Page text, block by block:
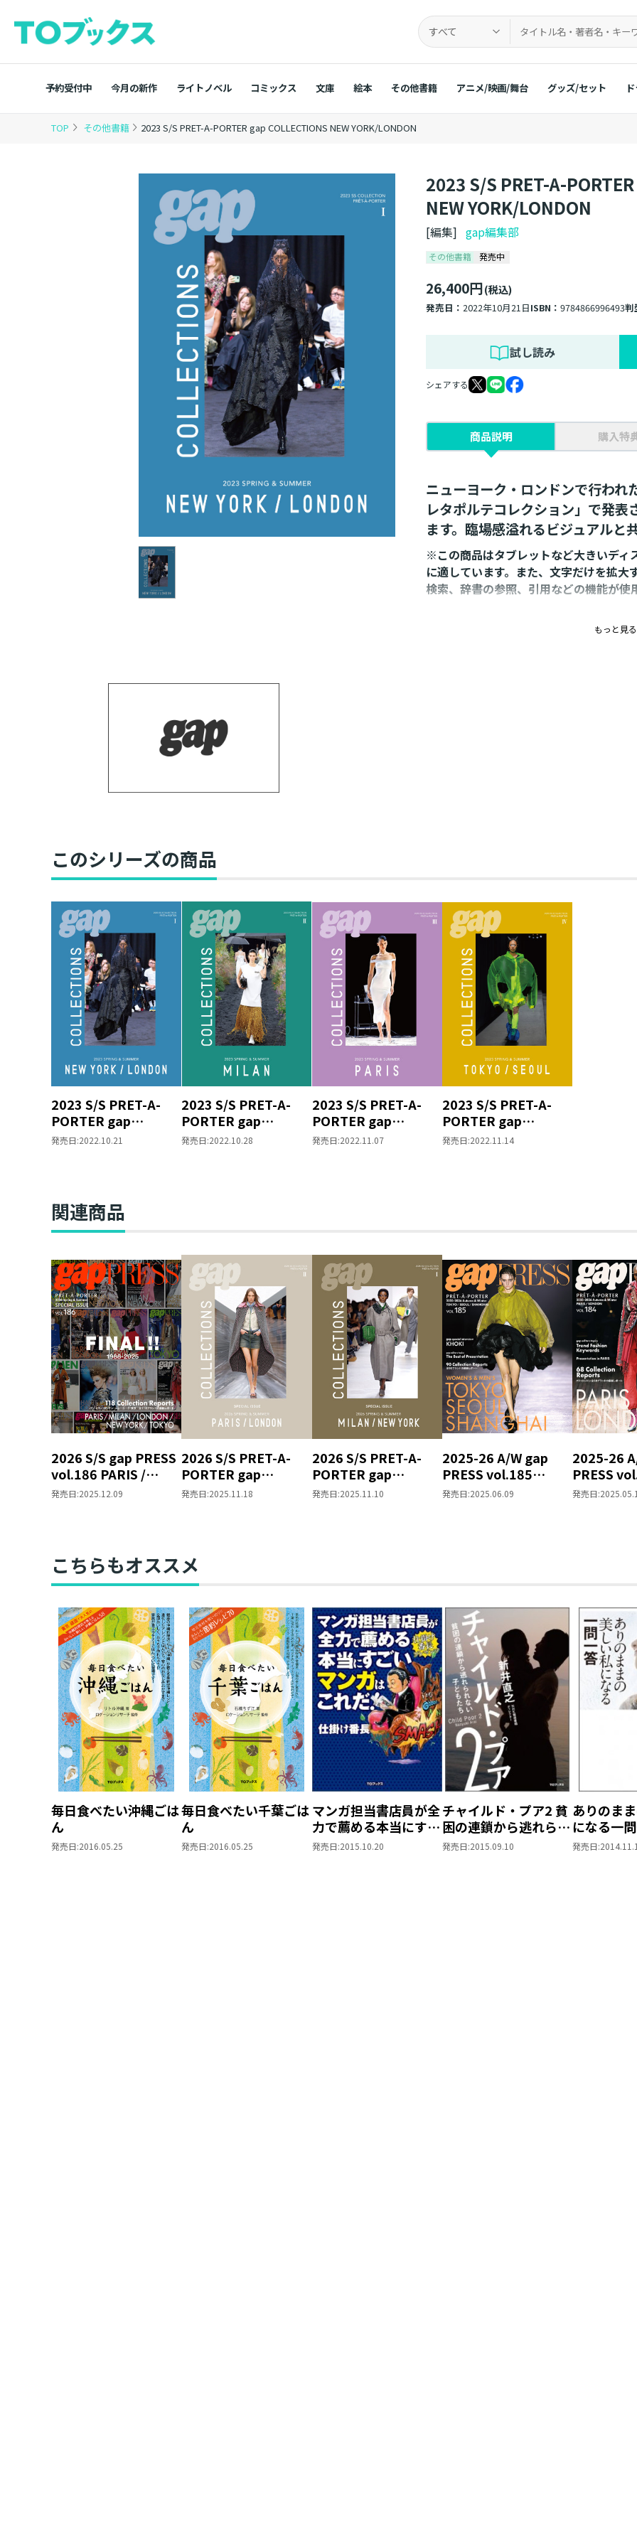
すべて
予約受付中 今月の新作 ライトノベル コミックス 文庫 絵本 その他書籍 アニメ/映画/舞台 グッズ/セット
TOP その他書籍 2023 S/S PRET-A-PORTER gap COLLECTIONS NEW YORK/LONDON
2023 S/S PRET-A-
NEW YORK/LONDON
[編集]gap編集部
その他書籍 発売中
26,400円(税込)
発売日：2022年10月21日ISBN：9784866996493判
試し読み
シェアする
商品説明 購入特
ニューヨーク・ロンドンで行われ
レタポルテコレクション」で発
ます。臨場感溢れるビジュアルと
※この商品はタブレットなど大きいディ
に適しています。また、文字だけを拡大
検索、辞書の参照、引用などの機能が使
もっと見る
このシリーズの商品
2023 S/S PRET-A-
PORTER gap
COLLECTIONS NEW
発売日:2022.10.21
2023 S/S PRET-A-
PORTER gap
COLLECTIONS
発売日:2022.10.28
2023 S/S PRET-A-
PORTER gap
COLLECTIONS
発売日:2022.11.07
2023 S/S PRET-A-
PORTER gap
COLLECTIONS
発売日:2022.11.14
関連商品
2026 S/S gap PRESS
vol.186 PARIS /
MILAN / LONDON /
発売日:2025.12.09
2026 S/S PRET-A-
PORTER gap
COLLECTIONS
発売日:2025.11.18
2026 S/S PRET-A-
PORTER gap
COLLECTIONS
発売日:2025.11.10
2025-26 A/W gap
PRESS vol.185
TOKYO / SEOUL /
発売日:2025.06.09
2025-26
PRESS
PARIS /
発売日:
こちらもオススメ
毎日食べたい沖縄ごは
ん
発売日:2016.05.25
毎日食べたい千葉ごは
ん
発売日:2016.05.25
マンガ担当書店員が全
力で薦める本当にすご
いマンガはこれだ！
発売日:2015.10.20
チャイルド・プア2 貧
困の連鎖から逃れられ
ない子どもたち
発売日:2015.09.10
ありのま
になる一
発売日: